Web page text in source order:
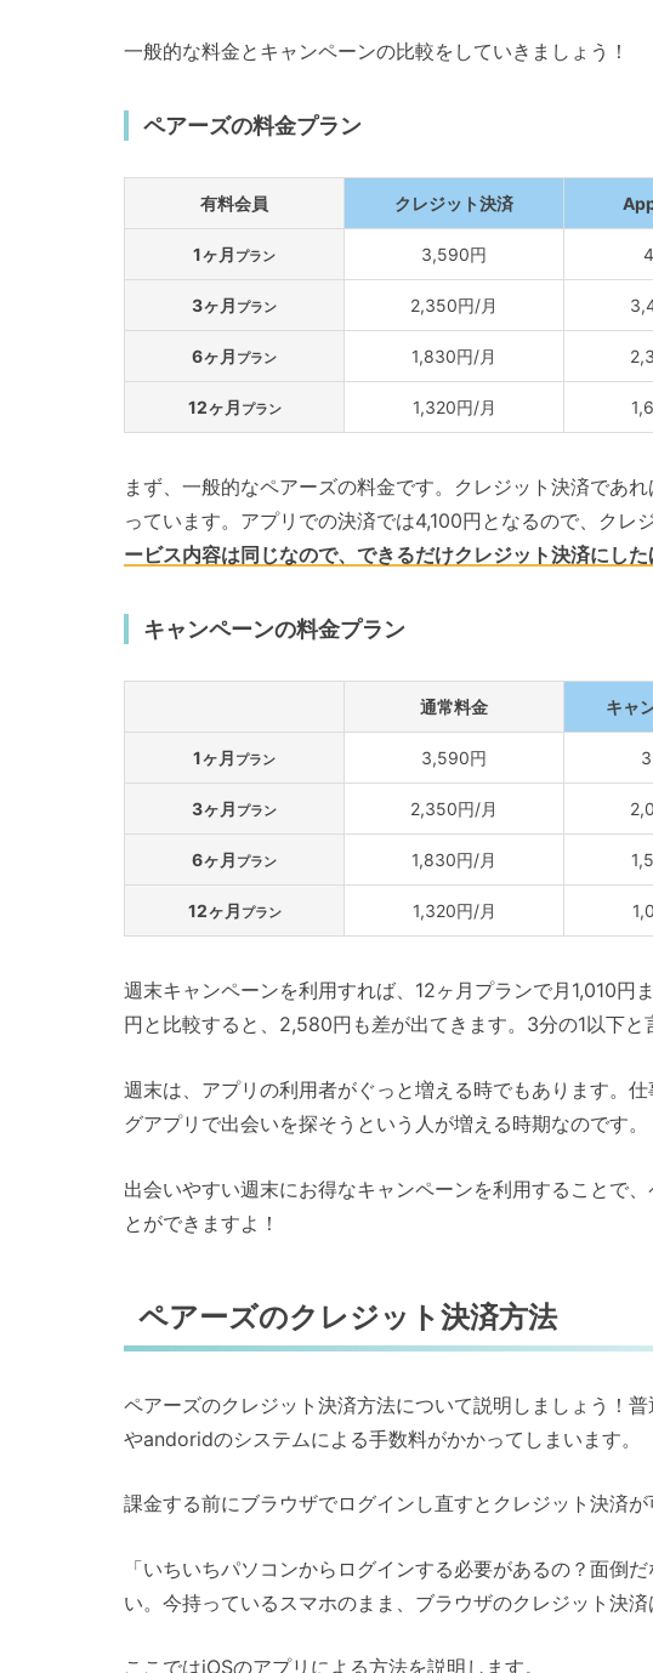
一般的な料金とキャンペーンの比較をしていきましょう！
ペアーズの料金プラン
有料会員 クレジット決済
1ヶ月 プラン 3,590円
3ヶ月 プラン 2,350円/月
6ヶ月 プラン 1,830円/月
12ヶ月 プラン 1,320円/月
まず、一般的なペアーズの料金です。クレジット決済であ
っています。アプリでの決済では4,100円となるので、クレ
ービス内容は同じなので、できるだけクレジット決済にし
キャンペーンの料金プラン
通常料金 キャ
1ヶ月 プラン 3,590円
3ヶ月 プラン 2,350円/月
6ヶ月 プラン 1,830円/月
12ヶ月 プラン 1,320円/月
週末キャンペーンを利用すれば、12ヶ月プランで月1,010円
円と比較すると、2,580円も差が出てきます。3分の1以下と
週末は、アプリの利用者がぐっと増える時でもあります。
グアプリで出会いを探そうという人が増える時期なのです。
出会いやすい週末にお得なキャンペーンを利用することで
とができますよ！
ペアーズのクレジット決済方法
ペアーズのクレジット決済方法について説明しましょう！
やandoridのシステムによる手数料がかかってしまいます。
課金する前にブラウザでログインし直すとクレジット決済が
「いちいちパソコンからログインする必要があるの？面倒
い。今持っているスマホのまま、ブラウザのクレジット決済
ここではiOSのアプリによる方法を説明します。